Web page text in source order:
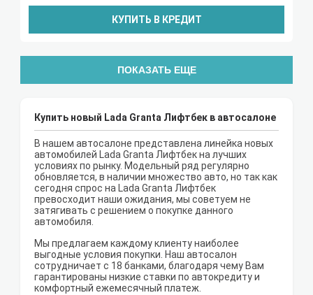
КУПИТЬ В КРЕДИТ
ПОКАЗАТЬ ЕЩЕ
Купить новый Lada Granta Лифтбек в автосалоне
В нашем автосалоне представлена линейка новых
автомобилей Lada Granta Лифтбек на лучших
условиях по рынку. Модельный ряд регулярно
обновляется, в наличии множество авто, но так как
сегодня спрос на Lada Granta Лифтбек
превосходит наши ожидания, мы советуем не
затягивать с решением о покупке данного
автомобиля.
Мы предлагаем каждому клиенту наиболее
выгодные условия покупки. Наш автосалон
сотрудничает с 18 банками, благодаря чему Вам
гарантированы низкие ставки по автокредиту и
комфортный ежемесячный платеж.